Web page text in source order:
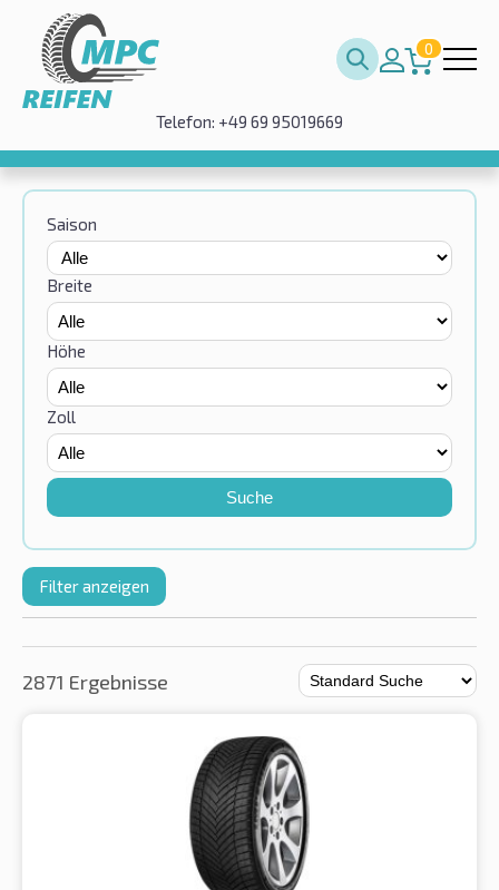
0
Telefon: +49 69 95019669
Saison
Breite
Höhe
Zoll
Suche
Filter anzeigen
2871 Ergebnisse